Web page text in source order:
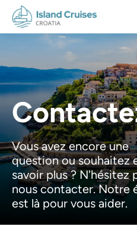
Vous avez encore une
question ou souhaitez
savoir plus ? N'hésitez
nous contacter. Notre
est là pour vous aider.